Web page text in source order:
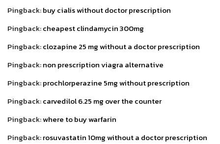
Pingback:buy cialis without doctor prescription
Pingback:cheapest clindamycin 300mg
Pingback:clozapine 25 mg without a doctor prescription
Pingback:non prescription viagra alternative
Pingback:prochlorperazine 5mg without prescription
Pingback:carvedilol 6.25 mg over the counter
Pingback:where to buy warfarin
Pingback:rosuvastatin 10mg without a doctor prescription